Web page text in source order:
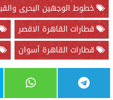
خطوط الوجهين البحرى
قطارات القاهرة الاقصر
قطارات القاهرة أسوان